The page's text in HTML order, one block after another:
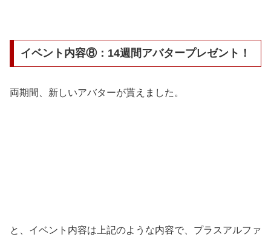
イベント内容⑧：14週間アバタープレゼント！
両期間、新しいアバターが貰えました。
と、イベント内容は上記のような内容で、プラスアルファ